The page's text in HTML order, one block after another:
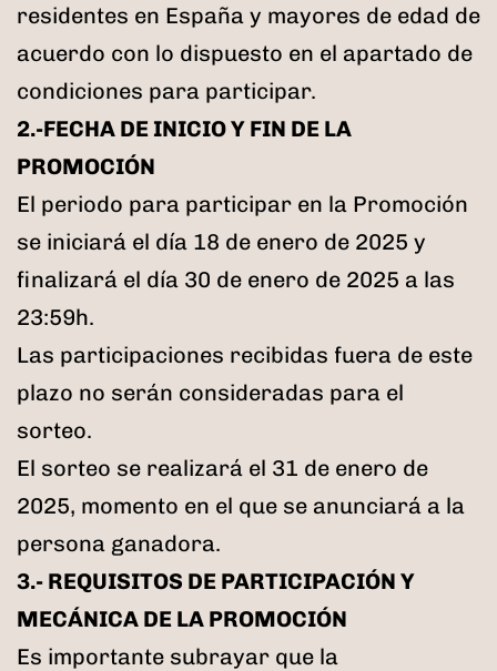
residentes en España y mayores de edad de
acuerdo con lo dispuesto en el apartado de
condiciones para participar.
2.-FECHA DE INICIO Y FIN DE LA
PROMOCIÓN
El periodo para participar en la Promoción
se iniciará el día 18 de enero de 2025 y
finalizará el día 30 de enero de 2025 a las
23:59h.
Las participaciones recibidas fuera de este
plazo no serán consideradas para el
sorteo.
El sorteo se realizará el 31 de enero de
2025, momento en el que se anunciará a la
persona ganadora.
3.- REQUISITOS DE PARTICIPACIÓN Y
MECÁNICA DE LA PROMOCIÓN
Es importante subrayar que la